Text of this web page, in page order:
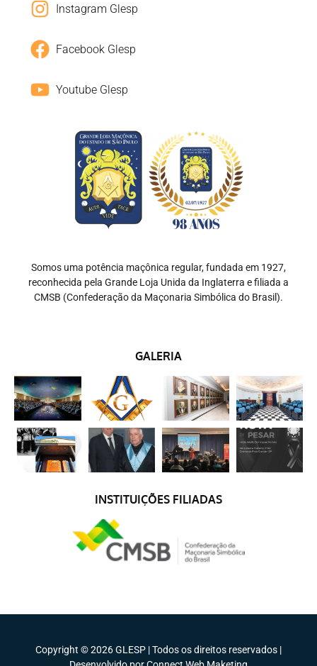
Instagram Glesp
Facebook Glesp
Youtube Glesp
Somos uma potência maçônica regular, fundada em 1927,
reconhecida pela Grande Loja Unida da Inglaterra e filiada a
CMSB (Confederação da Maçonaria Simbólica do Brasil).
GALERIA
INSTITUIÇÕES FILIADAS
Copyright © 2026 GLESP | Todos os direitos reservados |